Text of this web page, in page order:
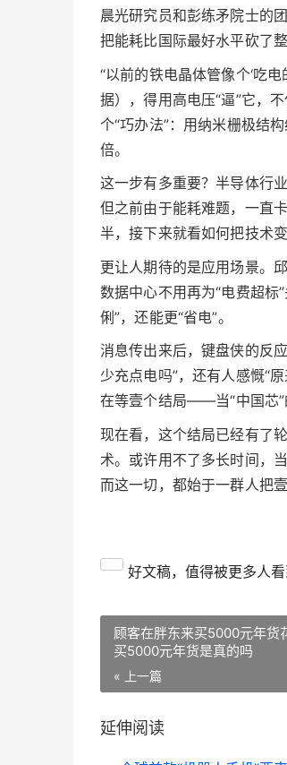
晨光研究员和彭练矛院士的
把能耗比国际最好水平砍了
“以前的铁电晶体管像个‘吃
据），得用高电压“逼”它，
个“巧办法”：用纳米栅极结
倍。
这一步有多重要？半导体行
但之前由于能耗难题，一直
半，接下来就看如何把技术
更让人期待的是应用场景。
数据中心不用再为“电费超标
俐”，还能更“省电”。
消息传出来后，键盘侠的反
少充点电吗”，还有人感慨“
在等壹个结局——当“中国芯”
现在看，这个结局已经有了
术。或许用不了多长时间，
而这一切，都始于一群人把
好文稿，值得被更多人看
顾客在胖东来买5000元年货
买5000元年货是真的吗
« 上一篇
延伸阅读